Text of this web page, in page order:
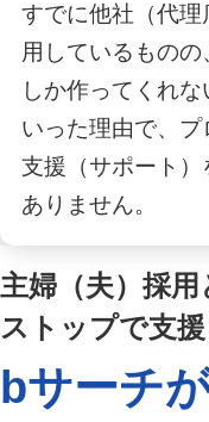
すでに他社（代理
用しているもの
しか作ってくれ
いった理由で、
支援（サポート）
ありません。
主婦（夫）採
ストップで支援
bサーチ